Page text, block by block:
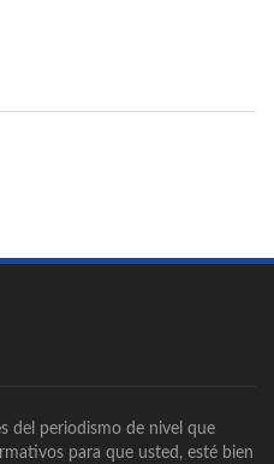
del periodismo de nivel que
para que usted, esté bien